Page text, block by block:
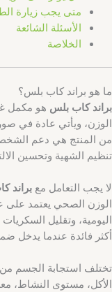
متى يجب زيارة
الأسئلة الشائعة
الخلاصة
ما هو براند كاب بلس؟
براند كاب بلس هو مكمل
الوزن، ويأتي عادة في
من المنتج هي دعم
تنظيم الشهية وتحسين
لا يجب التعامل مع براند
الوزن الصحي يعتمد على
اليومية، وتقليل
أكثر فائدة عندما يدخل
تختلف استجابة الجسم
الأكل، مستوى النشاط،